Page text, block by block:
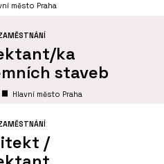
město Praha
ka
staveb
Hlavní město Praha
/